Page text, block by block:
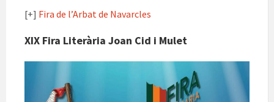
[+] Fira de l’Arbat de Navarcles
XIX Fira Literària Joan Cid i Mulet